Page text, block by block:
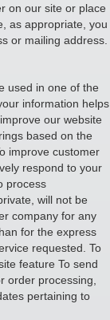
on our site or place
as appropriate, you
or mailing address.
used in one of the
information helps
our website
based on the
improve customer
respond to your
process
will not be
company for any
for the express
requested. To
feature To send
order processing,
pertaining to